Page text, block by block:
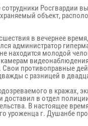
Росгвардии
объект,
в вечернее
администратор
находится молодой
Свои противоправные
с разницей в
в кражах,
доставил в отдел
В настоящее
уроженца г. Душанбе